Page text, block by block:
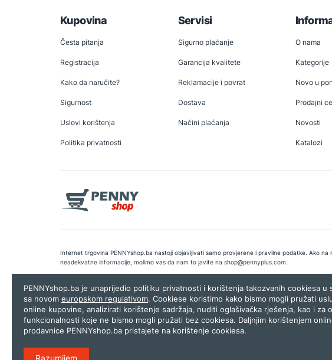
Kupovina
Česta pitanja
Registracija
Kako da naručite?
Sigurnost
Uslovi korištenja
Politika privatnosti
Servisi
Sigurno plaćanje
Garancija kvalitete
Reklamacije i povrat
Dostava
Načini plaćanja
O nama
Kategorije
Novo u
Prodajni
Novosti
Katalozi
Internet trgovina PENNYshop.ba nastoji objavljivati samo provjerene i pravilne podatke. Ako
neadekvatne informacije, molimo vas da nam to javite na shop@pennyplus.com.
Copyright © 2026.Penny plus d.o.o. Sarajevo.Dizajn i programiranje:Lampa.ba
PENNYshop.ba je unaprijedio politiku privatnosti i korištenja takozvanih cookiesa u
sa novom europskom regulativom. Cookiese koristimo kako bismo mogli pružati
online kupovine, analizirati korištenje sadržaja, nuditi oglašivačka rješenja, kao i za
funkcionalnosti koje ne bismo mogli pružati bez cookiesa. Daljnjim korištenjem
prodavnice PENNYshop.ba pristajete na korištenje cookiesa.
Razumijem